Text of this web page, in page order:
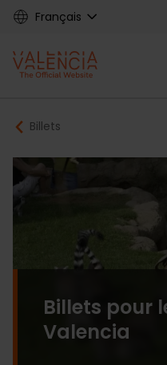
Skip
content
Français
Main
navigation
Breadcrumb
Billets
Billets pour
Valencia